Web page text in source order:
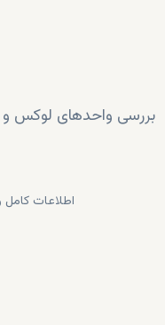
بررسی واحدهای لوکس
اطلاعات